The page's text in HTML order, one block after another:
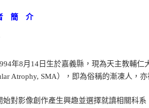
簡 介
年8月14日生於嘉義縣，現為天主教輔
Atrophy, SMA），即為俗稱的漸凍人，
始對影像創作產生興趣並選擇就讀相關科